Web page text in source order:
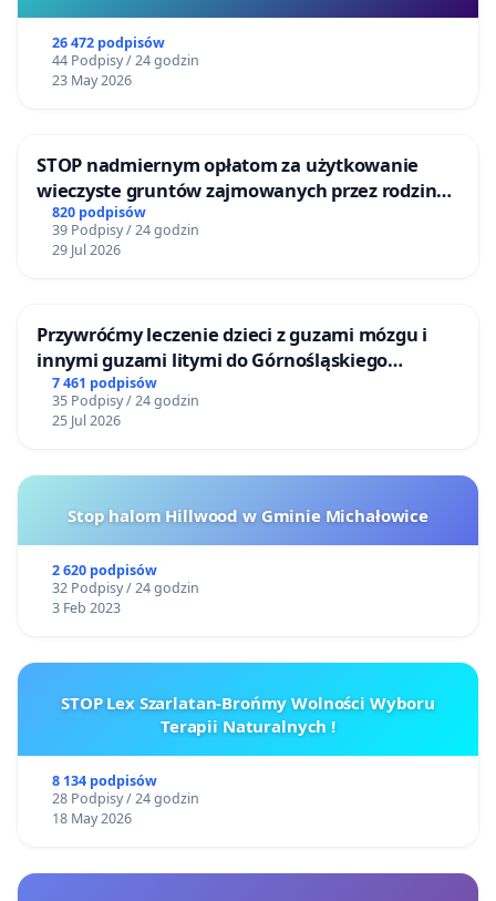
26 472 podpisów
44 Podpisy / 24 godzin
23 May 2026
STOP nadmiernym opłatom za użytkowanie
wieczyste gruntów zajmowanych przez rodzinne
ogrody działkowe.
820 podpisów
39 Podpisy / 24 godzin
29 Jul 2026
Przywróćmy leczenie dzieci z guzami mózgu i
innymi guzami litymi do Górnośląskiego
Centrum Zdrowia Dziecka w Katowicach
7 461 podpisów
35 Podpisy / 24 godzin
25 Jul 2026
Stop halom Hillwood w Gminie Michałowice
2 620 podpisów
32 Podpisy / 24 godzin
3 Feb 2023
STOP Lex Szarlatan-Brońmy Wolności Wyboru
Terapii Naturalnych !
8 134 podpisów
28 Podpisy / 24 godzin
18 May 2026